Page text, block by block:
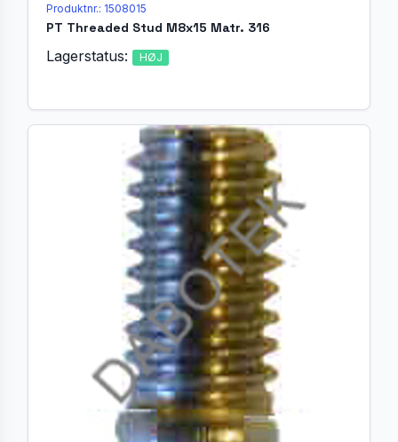
Produktnr.: 1508015
PT Threaded Stud M8x15 Matr. 316
Lagerstatus: HØJ